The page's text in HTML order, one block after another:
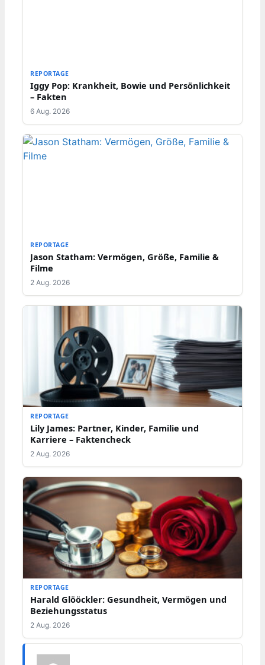
REPORTAGE
Iggy Pop: Krankheit, Bowie und Persönlichkeit
– Fakten
6 Aug. 2026
REPORTAGE
Jason Statham: Vermögen, Größe, Familie &
Filme
2 Aug. 2026
REPORTAGE
Lily James: Partner, Kinder, Familie und
Karriere – Faktencheck
2 Aug. 2026
REPORTAGE
Harald Glööckler: Gesundheit, Vermögen und
Beziehungsstatus
2 Aug. 2026